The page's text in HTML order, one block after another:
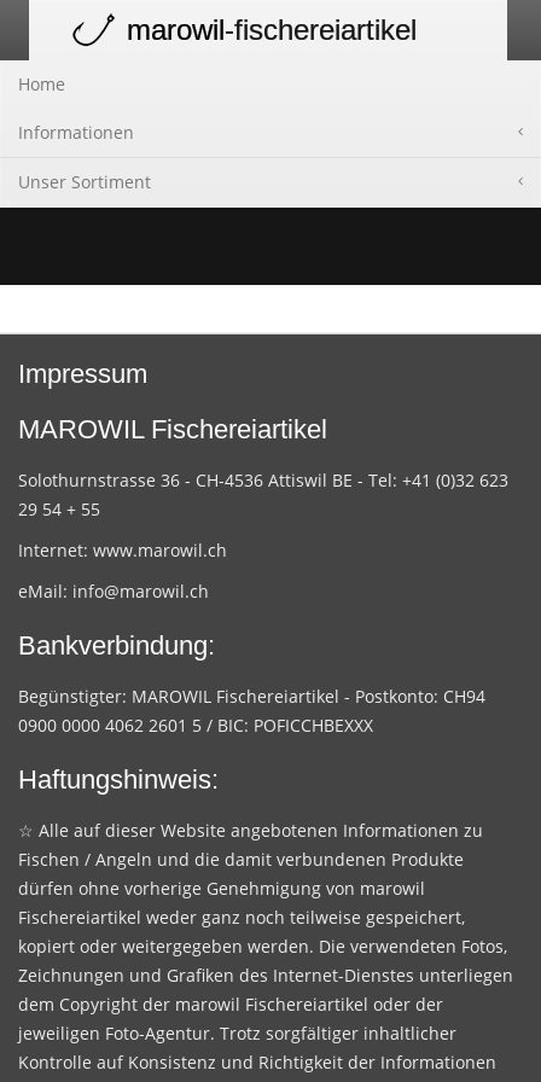
navigation
marowil-fischereiartikel
Home
Informationen
Unser Sortiment
Impressum
MAROWIL Fischereiartikel
Solothurnstrasse 36 - CH-4536 Attiswil BE - Tel: +41 (0)32 623
29 54 + 55
Internet: www.marowil.ch
eMail: info@marowil.ch
Bankverbindung:
Begünstigter: MAROWIL Fischereiartikel - Postkonto: CH94
0900 0000 4062 2601 5 / BIC: POFICCHBEXXX
Haftungshinweis:
☆ Alle auf dieser Website angebotenen Informationen zu
Fischen / Angeln und die damit verbundenen Produkte
dürfen ohne vorherige Genehmigung von marowil
Fischereiartikel weder ganz noch teilweise gespeichert,
kopiert oder weitergegeben werden. Die verwendeten Fotos,
Zeichnungen und Grafiken des Internet-Dienstes unterliegen
dem Copyright der marowil Fischereiartikel oder der
jeweiligen Foto-Agentur. Trotz sorgfältiger inhaltlicher
Kontrolle auf Konsistenz und Richtigkeit der Informationen